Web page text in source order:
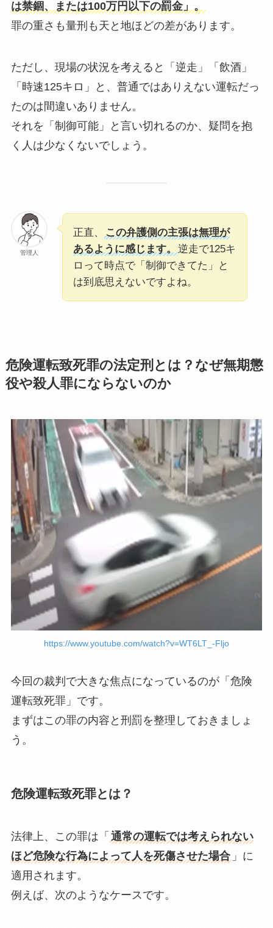
は禁錮、または100万円以下の罰金」。
罪の重さも量刑も天と地ほどの差があります。
ただし、現場の状況を考えると「逆走」「飲酒」
「時速125キロ」と、普通ではありえない運転だっ
たのは間違いありません。
それを「制御可能」と言い切れるのか、疑問を抱
く人は少なくないでしょう。
管理人
正直、
この弁護側の主張は無理が
あるように感じます。
逆走で125キ
ロって時点で「制御できてた」と
は到底思えないですよね。
危険運転致死罪の法定刑とは？なぜ無期懲
役や殺人罪にならないのか
https://www.youtube.com/watch?v=WT6LT_-Fljo
今回の裁判で大きな焦点になっているのが「危険
運転致死罪」です。
まずはこの罪の内容と刑罰を整理しておきましょ
う。
危険運転致死罪とは？
法律上、この罪は「 通常の運転では考えられない
ほど危険な行為によって人を死傷させた場合 」に
適用されます。
例えば、次のようなケースです。